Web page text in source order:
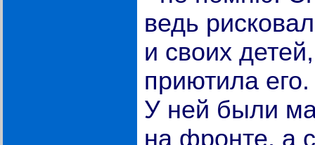
ведь
и своих
приютила его.
У ней были
на фронте, а